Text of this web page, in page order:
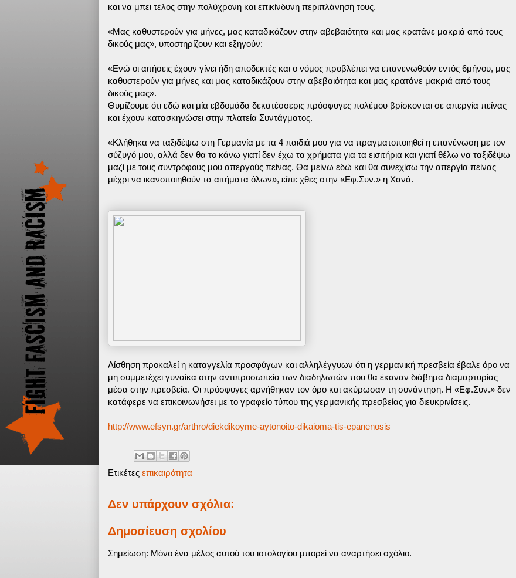
και να μπει τέλος στην πολύχρονη και επικίνδυνη περιπλάνησή τους.
«Μας καθυστερούν για μήνες, μας καταδικάζουν στην αβεβαιότητα και μας κρατάνε μακριά από τους
δικούς μας», υποστηρίζουν και εξηγούν:
«Ενώ οι αιτήσεις έχουν γίνει ήδη αποδεκτές και ο νόμος προβλέπει να επανενωθούν εντός 6μήνου, μας
καθυστερούν για μήνες και μας καταδικάζουν στην αβεβαιότητα και μας κρατάνε μακριά από τους
δικούς μας».
Θυμίζουμε ότι εδώ και μία εβδομάδα δεκατέσσερις πρόσφυγες πολέμου βρίσκονται σε απεργία πείνας
και έχουν κατασκηνώσει στην πλατεία Συντάγματος.
«Κλήθηκα να ταξιδέψω στη Γερμανία με τα 4 παιδιά μου για να πραγματοποιηθεί η επανένωση με τον
σύζυγό μου, αλλά δεν θα το κάνω γιατί δεν έχω τα χρήματα για τα εισιτήρια και γιατί θέλω να ταξιδέψω
μαζί με τους συντρόφους μου απεργούς πείνας. Θα μείνω εδώ και θα συνεχίσω την απεργία πείνας
μέχρι να ικανοποιηθούν τα αιτήματα όλων», είπε χθες στην «Εφ.Συν.» η Χανά.
Αίσθηση προκαλεί η καταγγελία προσφύγων και αλληλέγγυων ότι η γερμανική πρεσβεία έβαλε όρο να
μη συμμετέχει γυναίκα στην αντιπροσωπεία των διαδηλωτών που θα έκαναν διάβημα διαμαρτυρίας
μέσα στην πρεσβεία. Οι πρόσφυγες αρνήθηκαν τον όρο και ακύρωσαν τη συνάντηση. Η «Εφ.Συν.» δεν
κατάφερε να επικοινωνήσει με το γραφείο τύπου της γερμανικής πρεσβείας για διευκρινίσεις.
http://www.efsyn.gr/arthro/diekdikoyme-aytonoito-dikaioma-tis-epanenosis
Ετικέτες επικαιρότητα
Δεν υπάρχουν σχόλια:
Δημοσίευση σχολίου
Σημείωση: Μόνο ένα μέλος αυτού του ιστολογίου μπορεί να αναρτήσει σχόλιο.